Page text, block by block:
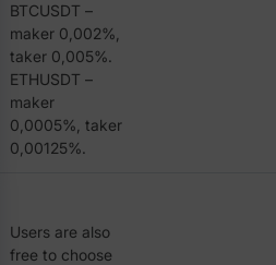
BTCUSDT –
maker 0,002%,
taker 0,005%.
ETHUSDT –
maker
0,0005%, taker
0,00125%.
Users are also
free to choose